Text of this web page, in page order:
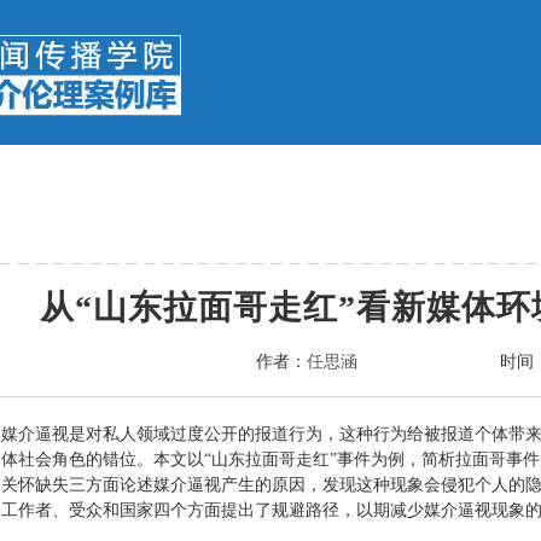
从“山东拉面哥走红”看新媒体
作者： 任思涵 时间
介逼视是对私人领域过度公开的报道行为，这种行为给被报道个体带
社会角色的错位。本文以“山东拉面哥走红”事件为例，简析拉面哥事
怀缺失三方面论述媒介逼视产生的原因，发现这种现象会侵犯个人的
作者、受众和国家四个方面提出了规避路径，以期减少媒介逼视现象